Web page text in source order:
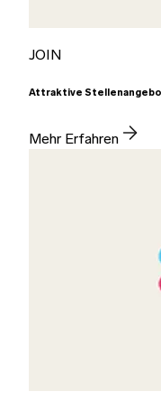
JOIN
Attraktive
Mehr Erfahren